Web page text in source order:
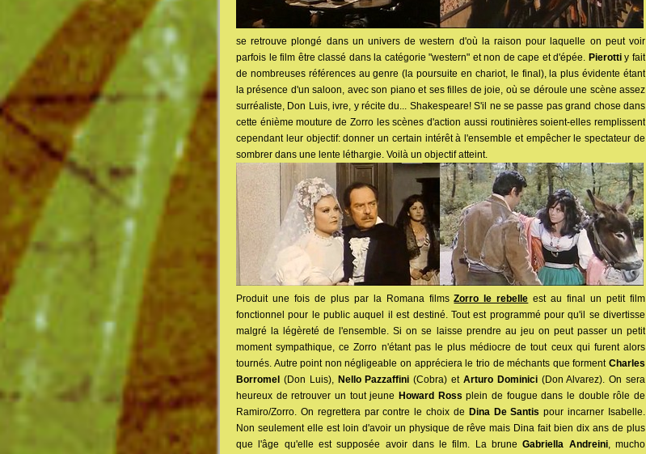
se retrouve plongé dans un univers de western d'où la raison pour laquelle on peut voir
parfois le film être classé dans la catégorie "western" et non de cape et d'épée. Pierottiy fait
de nombreuses références au genre (la poursuite en chariot, le final), la plus évidente étant
la présence d'un saloon, avec son piano et ses filles de joie, où se déroule une scène assez
surréaliste, Don Luis, ivre, y récite du... Shakespeare! S'il ne se passe pas grand chose dans
cette énième mouture de Zorro les scènes d'action aussi routinières soient-elles remplissent
cependant leur objectif: donner un certain intérêt à l'ensemble et empêcher le spectateur de
sombrer dans une lente léthargie. Voilà un objectif atteint.
Produit une fois de plus par la Romana filmsZorro le rebelle est au final un petit film
fonctionnel pour le public auquel il est destiné. Tout est programmé pour qu'il se divertisse
malgré la légèreté de l'ensemble. Si on se laisse prendre au jeu on peut passer un petit
moment sympathique, ce Zorro n'étant pas le plus médiocre de tout ceux qui furent alors
tournés. Autre point non négligeable on appréciera le trio de méchants que forment Charles
Borromel (Don Luis), Nello Pazzaffini (Cobra) et Arturo Dominici(Don Alvarez). On sera
heureux de retrouver un tout jeune Howard Ross plein de fougue dans le double rôle de
Ramiro/Zorro. On regrettera par contre le choix de Dina De Santis pour incarner Isabelle.
Non seulement elle est loin d'avoir un physique de rêve mais Dina fait bien dix ans de plus
que l'âge qu'elle est supposée avoir dans le film. La bruneGabriella Andreini, mucho